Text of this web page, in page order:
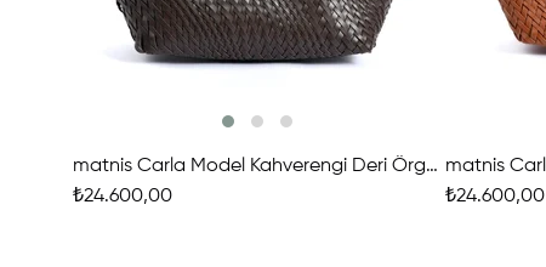
matnis Carla Model Kahverengi Deri Örgü Çanta
₺24.600,00
₺24.600,00